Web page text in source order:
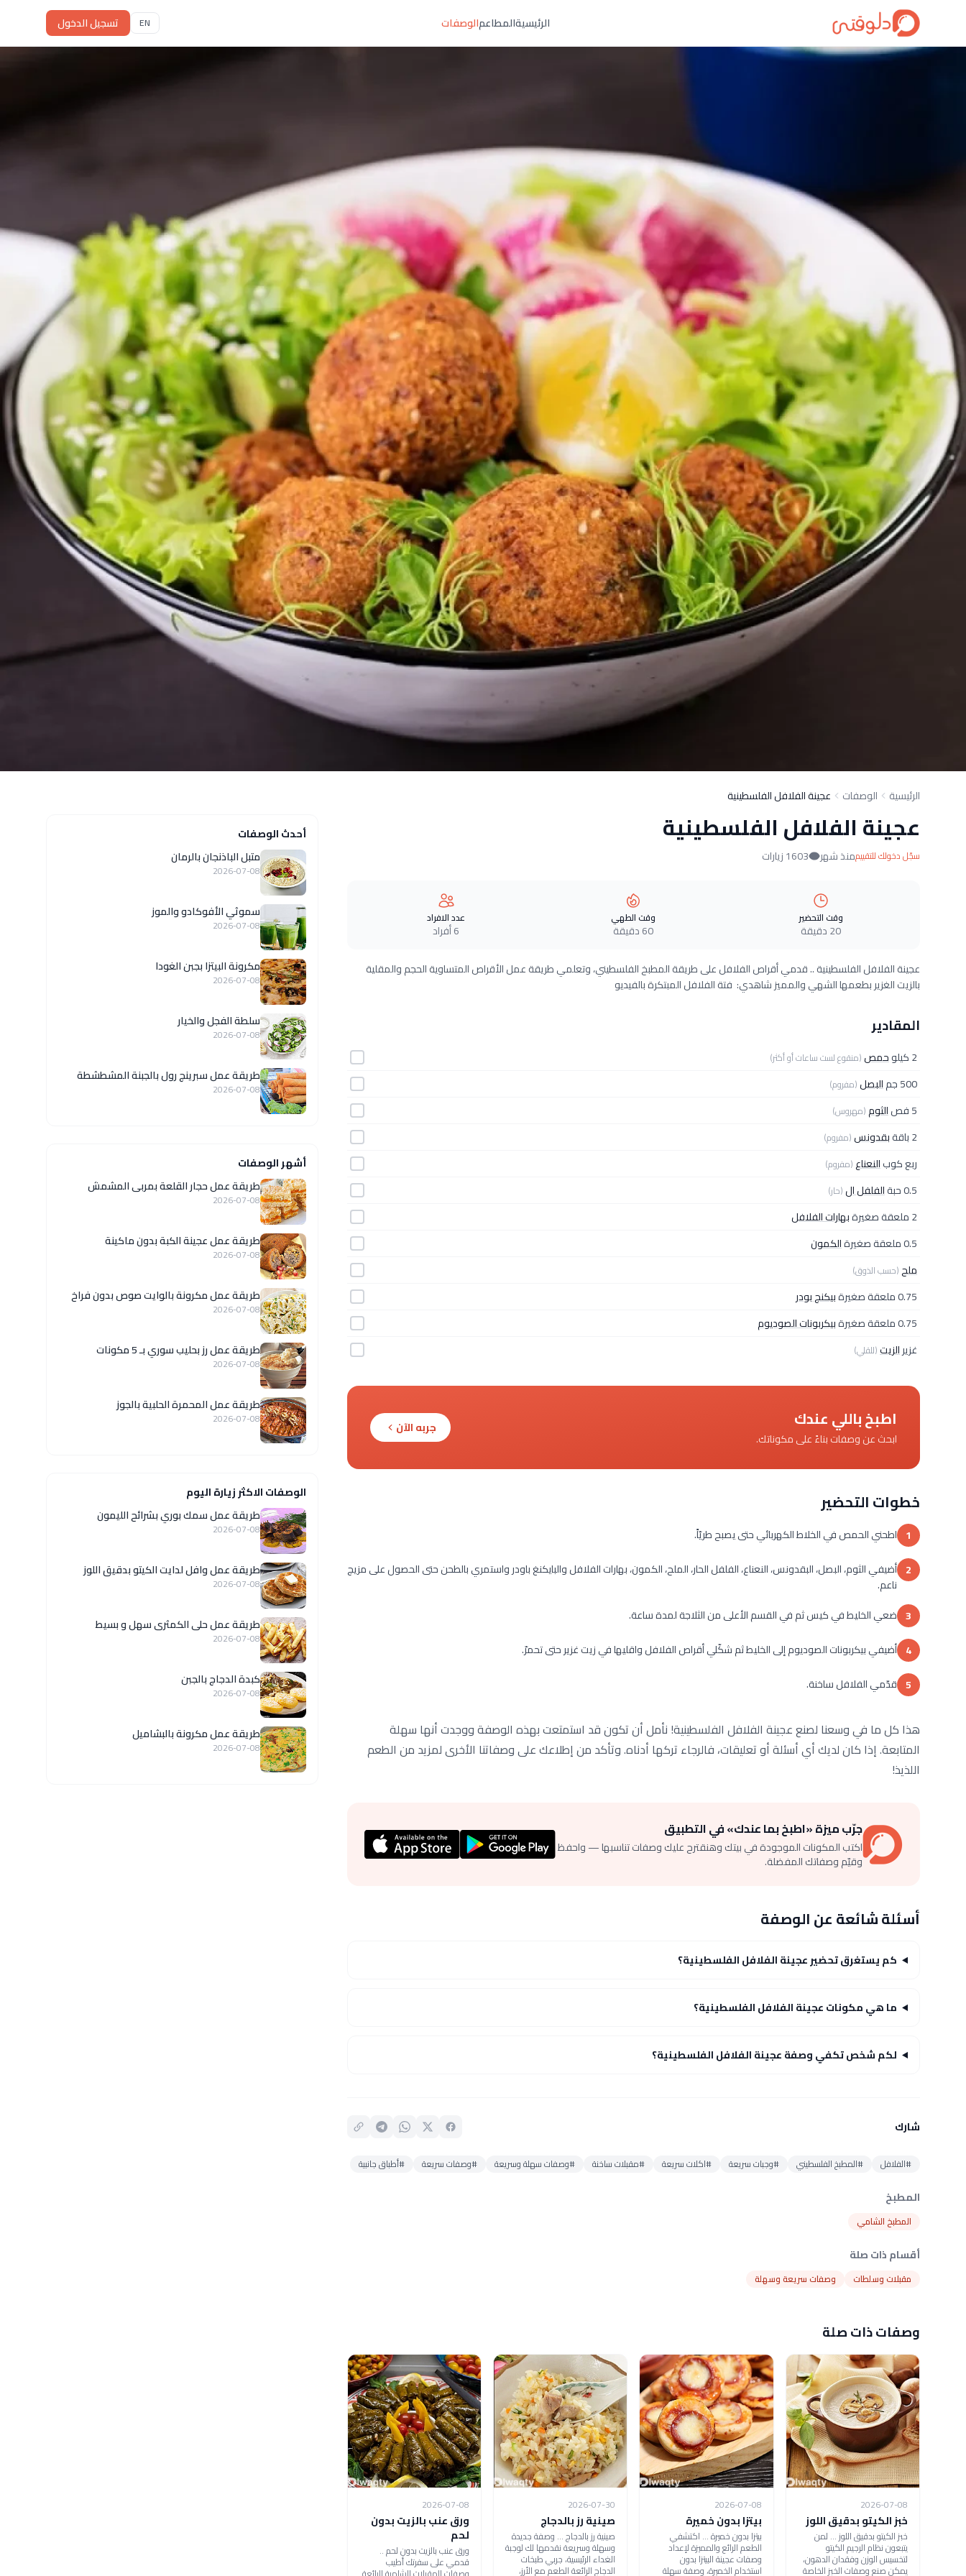
الرئيسيةالمطاعمالوصفات EN تسجيل الدخول
الرئيسية الوصفات عجينة الفلافل الفلسطينية
عجينة الفلافل الفلسطينية
سجّل دخولك للتقييممنذ شهر 1603 زيارات
وقت التحضير
20 دقيقة
وقت الطهي
60 دقيقة
عدد الافراد
6 أفراد
عجينة الفلافل الفلسطينية .. قدمي أقراص الفلافل على طريقة المطبخ الفلسطيني، وتعلمي طريقة عمل الأقراص المتساوية الحجم والمقلية
بالزيت الغزير بطعمها الشهي والمميز شاهدي: فتة الفلافل المبتكرة بالفيديو
المقادير
2 كيلو حمص(منقوع لست ساعات أو أكثر)
500 جم البصل(مفروم)
5 فص الثوم(مهروس)
2 باقة بقدونس(مفروم)
ربع كوبالنعناع(مفروم)
0.5 حبة الفلفل ال(حار)
2 ملعقة صغيرة
بهارات الفلافل
0.5 ملعقة صغيرة
الكمون
ملح(حسب الذوق)
0.75 ملعقة صغيرة
بيكنج بودر
0.75 ملعقة صغيرة
بيكربونات الصوديوم
غزيرالزيت(للقلي)
اطبخ باللي عندك
ابحث عن وصفات بناءً على مكوناتك.
جربه الآن
خطوات التحضير
1 اطحني الحمص في الخلاط الكهربائي حتى يصبح طريّاً.
2 أضيفي الثوم، البصل، البقدونس، النعناع، الفلفل الحار، الملح، الكمون، بهارات الفلافل والبايكنغ باودر واستمري بالطحن حتى الحصول على مزيج
ناعم.
3 ضعي الخليط في كيس ثم في القسم الأعلى من الثلاجة لمدة ساعة.
4 أضيفي بيكربونات الصوديوم إلى الخليط ثم شكّلي أقراص الفلافل واقليها في زيت غزير حتى تحمرّ.
5 قدّمي الفلافل ساخنة.
هذا كل ما في وسعنا لصنع عجينة الفلافل الفلسطينية! نأمل أن تكون قد استمتعت بهذه الوصفة ووجدت أنها سهلة
المتابعة. إذا كان لديك أي أسئلة أو تعليقات، فالرجاء تركها أدناه. وتأكد من إطلاعك على وصفاتنا الأخرى لمزيد من الطعم
اللذيذ!
جرّب ميزة «اطبخ بما عندك» في التطبيق
اكتب المكونات الموجودة في بيتك وهنقترح عليك وصفات تناسبها — واحفظ
وقيّم وصفاتك المفضلة.
أسئلة شائعة عن الوصفة
كم يستغرق تحضير عجينة الفلافل الفلسطينية؟
ما هي مكونات عجينة الفلافل الفلسطينية؟
لكم شخص تكفي وصفة عجينة الفلافل الفلسطينية؟
شارك
#الفلافل #المطبخ الفلسطيني #وجبات سريعة #اكلات سريعة #مقبلات ساخنة #وصفات سهلة وسريعة #وصفات سريعة #أطباق جانبية
المطبخ
المطبخ الشامي
أقسام ذات صلة
مقبلات وسلطات وصفات سريعة وسهلة
وصفات ذات صلة
2026-07-08
خبز الكيتو بدقيق اللوز
خبز الكيتو بدقيق اللوز ... لمن
يتبعون نظام الرجيم الكيتو
لتخسيس الوزن وفقدان الدهون،
يمكن صنع وصفات الخبز الخاصة
2026-07-08
بيتزا بدون خميرة
بيتزا بدون خميرة ... اكتشفي
الطعم الرائع والمميزة لإعداد
وصفات عجينة البيتزا بدون
استخدام الخميرة، وصفة سهلة
2026-07-30
صينية رز بالدجاج
صينية رز بالدجاج ... وصفة جديدة
وسهلة وسريعة نقدمها لك لوجبة
الغداء الرئيسية، جربي طبخات
الدجاج الرائعة الطعم مع الأرز،
2026-07-08
ورق عنب بالزيت بدون
لحم
ورق عنب بالزيت بدون لحم ..
قدمي على سفرتك أطيب
أحدث الوصفات
متبل الباذنجان بالرمان
2026-07-08
سموثي الأفوكادو والموز
2026-07-08
مكرونة البيتزا بجبن الغودا
2026-07-08
سلطة الفجل والخيار
2026-07-08
طريقة عمل سبرينج رول بالجبنة المشطشطة
2026-07-08
أشهر الوصفات
طريقة عمل حجار القلعة بمربى المشمش
2026-07-08
طريقة عمل عجينة الكبة بدون ماكينة
2026-07-08
طريقة عمل مكرونة بالوايت صوص بدون فراخ
2026-07-08
طريقة عمل رز بحليب سوري بـ 5 مكونات
2026-07-08
طريقة عمل المحمرة الحلبية بالجوز
2026-07-08
الوصفات الاكثر زيارة اليوم
طريقة عمل سمك بوري بشرائح الليمون
2026-07-08
طريقة عمل وافل لدايت الكيتو بدقيق اللوز
2026-07-08
طريقة عمل حلى الكمثرى سهل و بسيط
2026-07-08
كبدة الدجاج بالجبن
2026-07-08
طريقة عمل مكرونة بالبشاميل
2026-07-08